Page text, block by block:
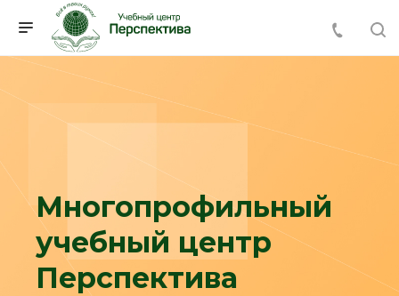
Многопрофильный
учебный центр
Перспектива